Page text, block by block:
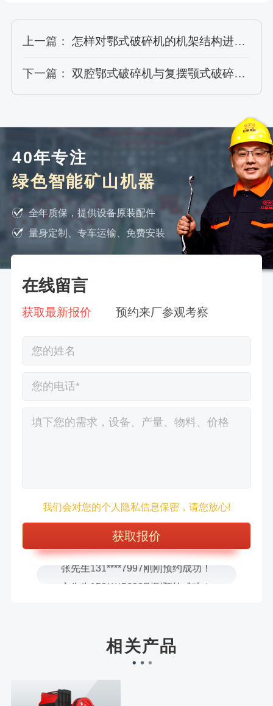
上一篇： 怎样对鄂式破碎机的机架结构进行优化？
下一篇： 双腔鄂式破碎机与复摆颚式破碎机的比较分析
40年专注
绿色智能矿山机器
全年质保，提供设备原装配件
量身定制、专车运输、免费安装
在线留言
获取最新报价 预约来厂参观考察
我们会对您的个人隐私信息保密，请您放心!
张先生156****2060刚刚预约成功！
张先生131****7997刚刚预约成功！
方先生150****5692刚刚预约成功！
徐先生132****0391刚刚预约成功！
相关产品